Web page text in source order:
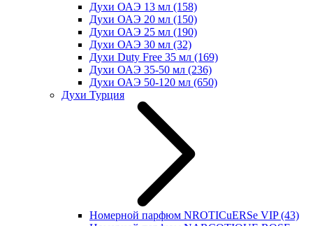
Духи ОАЭ 13 мл (158)
Духи ОАЭ 20 мл (150)
Духи ОАЭ 25 мл (190)
Духи ОАЭ 30 мл (32)
Духи Duty Free 35 мл (169)
Духи ОАЭ 35-50 мл (236)
Духи ОАЭ 50-120 мл (650)
Духи Турция
Номерной парфюм NROTICuERSe VIP(43)